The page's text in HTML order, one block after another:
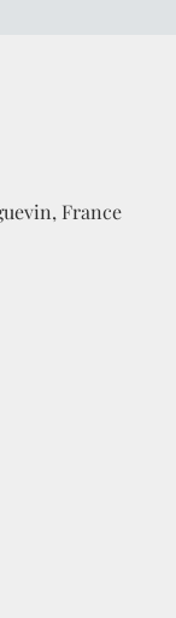
France